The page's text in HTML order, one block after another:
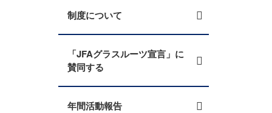
制度について
「JFAグラスルーツ宣言」に
賛同する
年間活動報告